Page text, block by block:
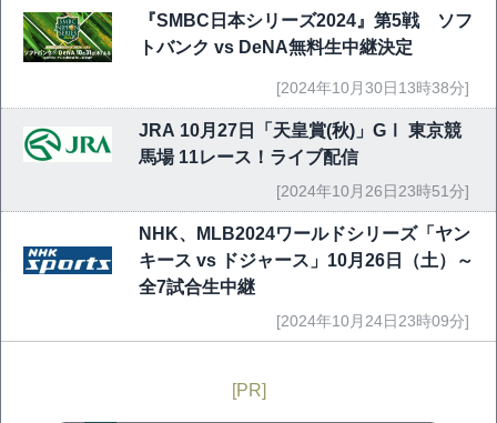
『SMBC日本シリーズ2024』第5戦 ソフ
トバンク vs DeNA無料生中継決定
[2024年10月30日13時38分]
JRA 10月27日「天皇賞(秋)」GⅠ 東京競
馬場 11レース！ライブ配信
[2024年10月26日23時51分]
NHK、MLB2024ワールドシリーズ「ヤン
キース vs ドジャース」10月26日（土）～
全7試合生中継
[2024年10月24日23時09分]
[PR]